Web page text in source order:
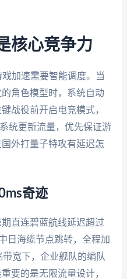
核心竞争力
加速需要智能调度。当
角色模型时，系统自动
战役前开启电竞模式，
统更新流量，优先保证游
外打量子特攻有延迟怎
奇迹
直连碧蓝航线延迟超过
日海缆节点跳转，全程加
宽下，企业舰队的编队
要的是无限流量设计，